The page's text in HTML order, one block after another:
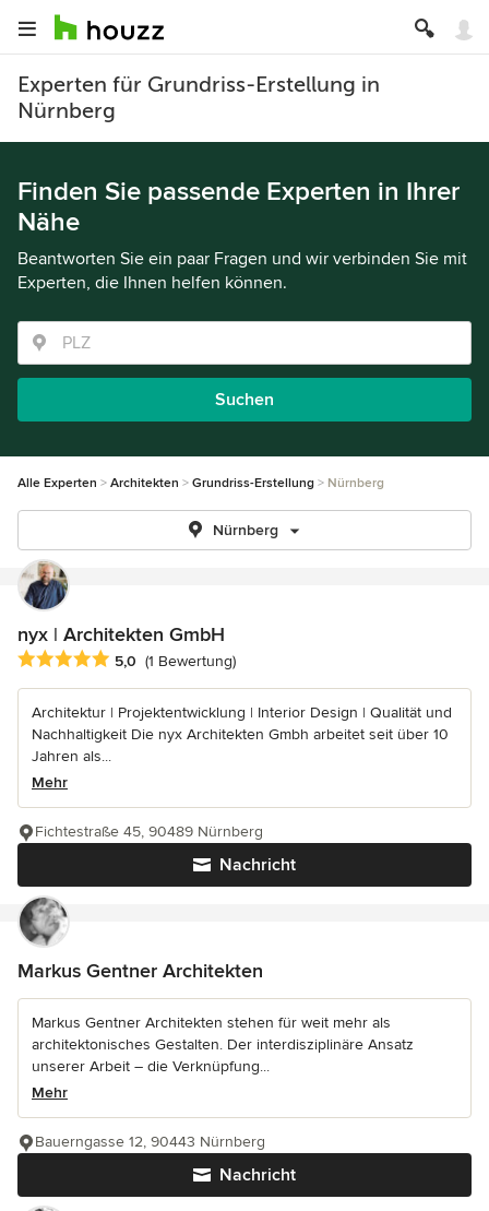
Experten für Grundriss-Erstellung in
Nürnberg
Finden Sie passende Experten in Ihrer
Nähe
Beantworten Sie ein paar Fragen und wir verbinden Sie mit
Experten, die Ihnen helfen können.
Suchen
Alle Experten Architekten Grundriss-Erstellung Nürnberg
Nürnberg
nyx | Architekten GmbH
Durchschnittliche Bewertung: 5 von 5 Sternen
5,0 (1 Bewertung)
Architektur | Projektentwicklung | Interior Design | Qualität und
Nachhaltigkeit Die nyx Architekten Gmbh arbeitet seit über 10
Jahren als...
Mehr
Nachricht
Fichtestraße 45, 90489 Nürnberg
Markus Gentner Architekten
Markus Gentner Architekten stehen für weit mehr als
architektonisches Gestalten. Der interdisziplinäre Ansatz
unserer Arbeit – die Verknüpfung...
Mehr
Nachricht
Bauerngasse 12, 90443 Nürnberg